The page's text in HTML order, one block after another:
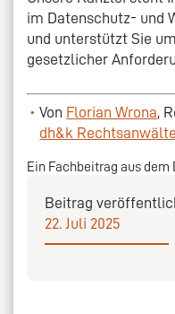
im Datenschutz- und
und unterstützt Sie
gesetzlicher
Von Florian Wrona,
dh&k
Ein Fachbeitrag aus dem
Beitrag
22. Juli 2025